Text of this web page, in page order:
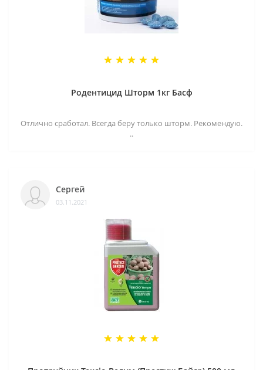
Родентицид Шторм 1кг Басф
Отлично сработал. Всегда беру только шторм. Рекомендую.
..
Сергей
03.11.2021